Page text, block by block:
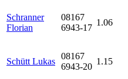
Schranner
Florian
08167
6943-17
1.06
Schütt Lukas
08167
6943-20
1.15